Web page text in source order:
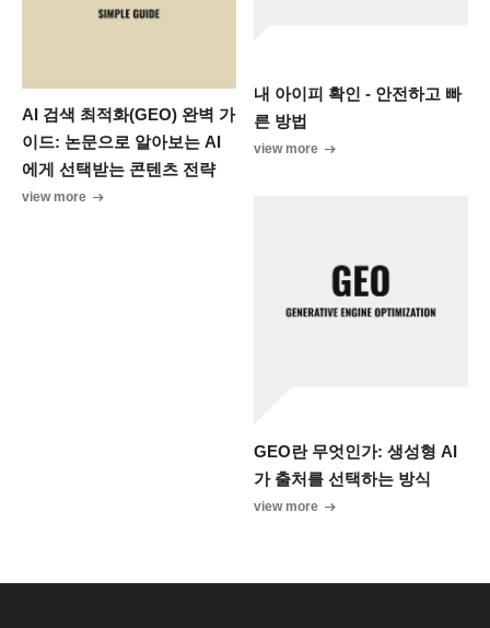
내 아이피 확인 - 안전하고 빠
른 방법
view more
AI 검색 최적화(GEO) 완벽 가
이드: 논문으로 알아보는 AI
에게 선택받는 콘텐츠 전략
view more
GEO란 무엇인가: 생성형 AI
가 출처를 선택하는 방식
view more